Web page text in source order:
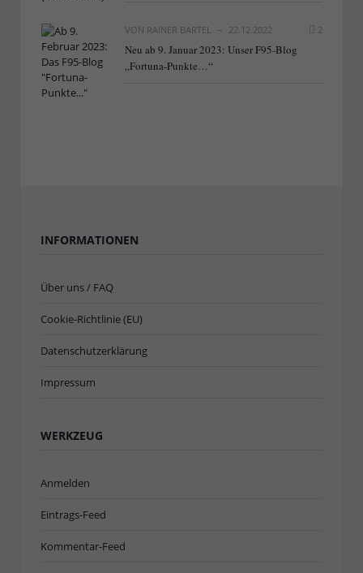
VON RAINER BARTEL 22.12.2022 2
Neu ab 9. Januar 2023: Unser F95-Blog
„Fortuna-Punkte…“
INFORMATIONEN
Über uns / FAQ
Cookie-Richtlinie (EU)
Datenschutzerklärung
Impressum
WERKZEUG
Anmelden
Eintrags-Feed
Kommentar-Feed